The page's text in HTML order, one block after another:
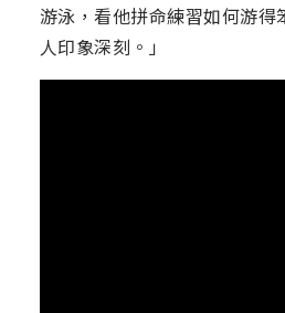
游泳，看他拼命練習如何游得
人印象深刻。」